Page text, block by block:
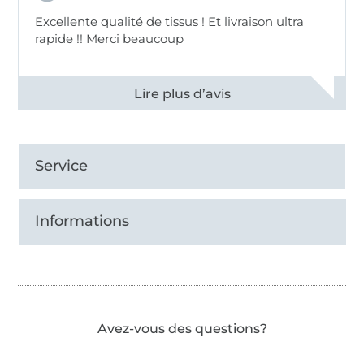
Excellente qualité de tissus ! Et livraison ultra
rapide !! Merci beaucoup
Voir tous les 11496 commentaires
Service
Informations
Avez-vous des questions?